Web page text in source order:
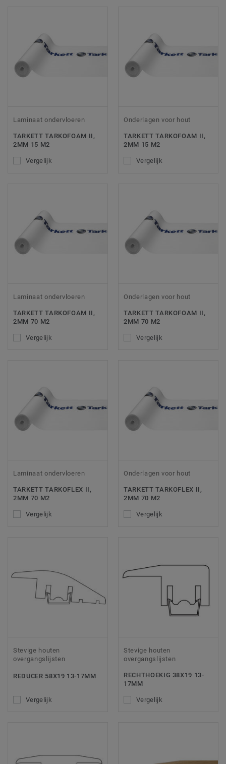
Laminaat ondervloeren
TARKETT TARKOFOAM II,
2MM 15 M2
Vergelijk
Onderlagen voor hout
TARKETT TARKOFOAM II,
2MM 15 M2
Vergelijk
Laminaat ondervloeren
TARKETT TARKOFOAM II,
2MM 70 M2
Vergelijk
Onderlagen voor hout
TARKETT TARKOFOAM II,
2MM 70 M2
Vergelijk
Laminaat ondervloeren
TARKETT TARKOFLEX II,
2MM 70 M2
Vergelijk
Onderlagen voor hout
TARKETT TARKOFLEX II,
2MM 70 M2
Vergelijk
Stevige houten
overgangslijsten
REDUCER 58X19 13-17MM
Vergelijk
Stevige houten
overgangslijsten
RECHTHOEKIG 38X19 13-
17MM
Vergelijk